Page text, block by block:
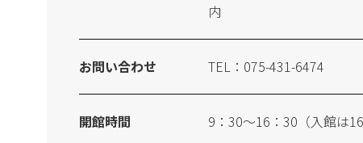
内
お問い合わせ TEL： 075-431-6474
開館時間 9：30～16：30（入館は16